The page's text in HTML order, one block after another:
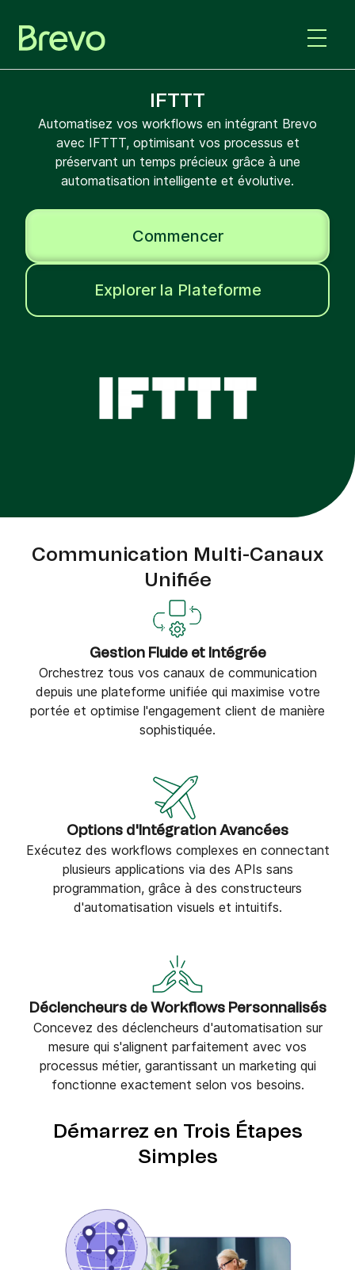
IFTTT
Automatisez vos workflows en intégrant Brevo
avec IFTTT, optimisant vos processus et
préservant un temps précieux grâce à une
automatisation intelligente et évolutive.
Commencer
Explorer la Plateforme
Communication Multi-Canaux
Unifiée
Gestion Fluide et Intégrée
Orchestrez tous vos canaux de communication
depuis une plateforme unifiée qui maximise votre
portée et optimise l'engagement client de manière
sophistiquée.
Options d'Intégration Avancées
Exécutez des workflows complexes en connectant
plusieurs applications via des APIs sans
programmation, grâce à des constructeurs
d'automatisation visuels et intuitifs.
Déclencheurs de Workflows Personnalisés
Concevez des déclencheurs d'automatisation sur
mesure qui s'alignent parfaitement avec vos
processus métier, garantissant un marketing qui
fonctionne exactement selon vos besoins.
Démarrez en Trois Étapes
Simples